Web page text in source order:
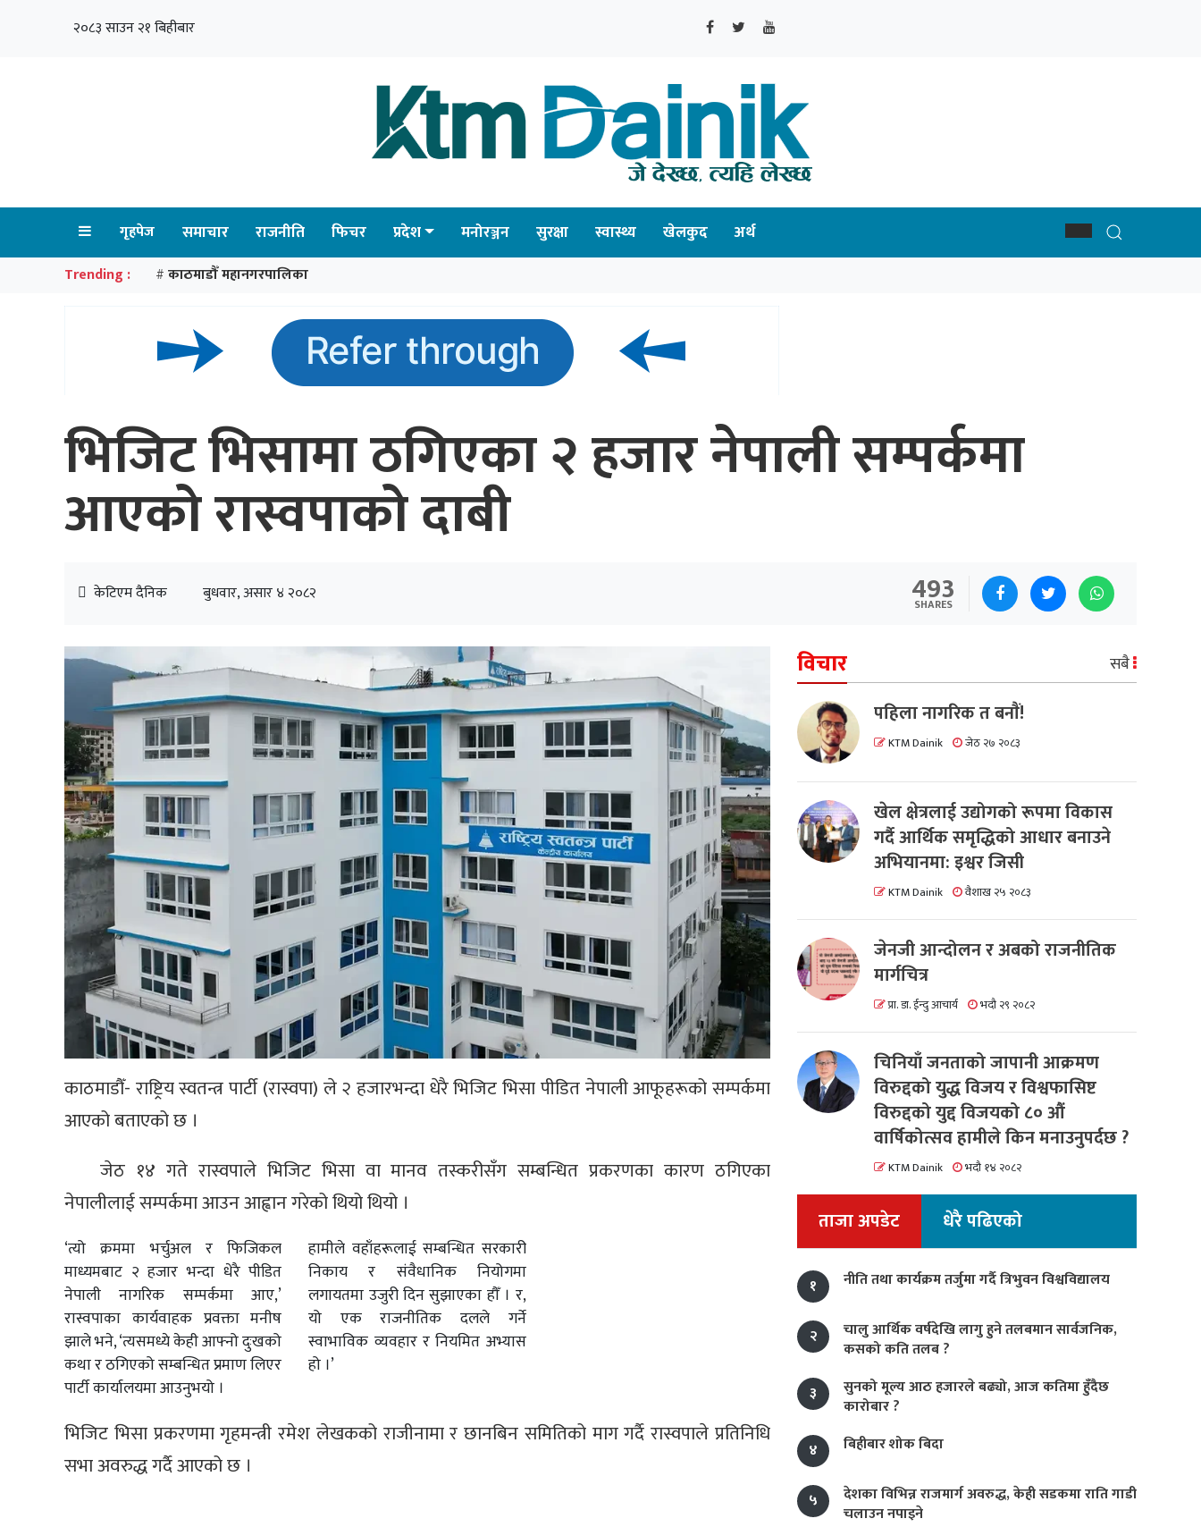
२०८३ साउन २१ बिहीबार
गृहपेज समाचार राजनीति फिचर प्रदेश मनोरञ्जन सुरक्षा स्वास्थ्य खेलकुद अर्थ
Trending : # काठमाडौँ महानगरपालिका
भिजिट भिसामा ठगिएका २ हजार नेपाली सम्पर्कमा
आएको रास्वपाको दाबी
केटिएम दैनिक बुधवार, असार ४ २०८२ 493
SHARES
काठमाडौँ- राष्ट्रिय स्वतन्त्र पार्टी (रास्वपा) ले २ हजारभन्दा धेरै भिजिट भिसा पीडित नेपाली आफूहरूको सम्पर्कमा
आएको बताएको छ ।
जेठ १४ गते रास्वपाले भिजिट भिसा वा मानव तस्करीसँग सम्बन्धित प्रकरणका कारण ठगिएका
नेपालीलाई सम्पर्कमा आउन आह्वान गरेको थियो थियो ।
‘त्यो क्रममा भर्चुअल र फिजिकल
माध्यमबाट २ हजार भन्दा धेरै पीडित
नेपाली नागरिक सम्पर्कमा आए,’
रास्वपाका कार्यवाहक प्रवक्ता मनीष
झाले भने, ‘त्यसमध्ये केही आफ्नो दुःखको
कथा र ठगिएको सम्बन्धित प्रमाण लिएर
पार्टी कार्यालयमा आउनुभयो ।
हामीले वहाँहरूलाई सम्बन्धित सरकारी
निकाय र संवैधानिक नियोगमा
लगायतमा उजुरी दिन सुझाएका हौँ । र,
यो एक राजनीतिक दलले गर्ने
स्वाभाविक व्यवहार र नियमित अभ्यास
हो ।’
भिजिट भिसा प्रकरणमा गृहमन्त्री रमेश लेखकको राजीनामा र छानबिन समितिको माग गर्दै रास्वपाले प्रतिनिधि
सभा अवरुद्ध गर्दै आएको छ ।
विचार सबै
पहिला नागरिक त बनाैं!
KTM Dainik जेठ २७ २०८३
खेल क्षेत्रलाई उद्योगको रूपमा विकास
गर्दै आर्थिक समृद्धिको आधार बनाउने
अभियानमा: इश्वर जिसी
KTM Dainik वैशाख २५ २०८३
जेनजी आन्दोलन र अबको राजनीतिक
मार्गचित्र
प्रा. डा. ईन्दु आचार्य भदौ २९ २०८२
चिनियाँ जनताको जापानी आक्रमण
विरुद्दको युद्ध विजय र विश्वफासिष्ट
विरुद्दको युद्द विजयको ८० औं
वार्षिकोत्सव हामीले किन मनाउनुपर्दछ ?
KTM Dainik भदौ १४ २०८२
ताजा अपडेट धेरै पढिएको
१ नीति तथा कार्यक्रम तर्जुमा गर्दै त्रिभुवन विश्वविद्यालय
२
चालु आर्थिक वर्षदेखि लागु हुने तलबमान सार्वजनिक,
कसको कति तलब ?
३
सुनको मूल्य आठ हजारले बढ्यो, आज कतिमा हुँदैछ
कारोबार ?
४
बिहीबार शोक बिदा
५
देशका विभिन्न राजमार्ग अवरुद्ध, केही सडकमा राति गाडी
चलाउन नपाइने